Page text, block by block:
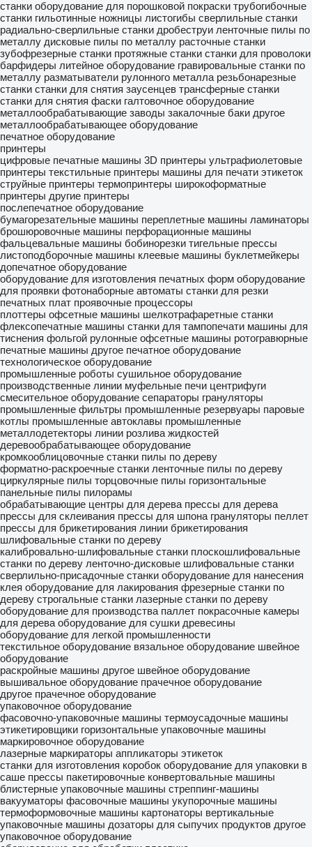
станки оборудование для порошковой покраски трубогибочные
станки гильотинные ножницы листогибы сверлильные станки
радиально-сверлильные станки дробеструи ленточные пилы по
металлу дисковые пилы по металлу расточные станки
зубофрезерные станки протяжные станки станки для проволоки
барфидеры литейное оборудование гравировальные станки по
металлу разматыватели рулонного металла резьбонарезные
станки станки для снятия заусенцев трансферные станки
станки для снятия фаски галтовочное оборудование
металлообрабатывающие заводы закалочные баки другое
металлообрабатывающее оборудование
печатное оборудование
принтеры
цифровые печатные машины 3D принтеры ультрафиолетовые
принтеры текстильные принтеры машины для печати этикеток
струйные принтеры термопринтеры широкоформатные
принтеры другие принтеры
послепечатное оборудование
бумагорезательные машины переплетные машины ламинаторы
брошюровочные машины перфорационные машины
фальцевальные машины бобинорезки тигельные прессы
листоподборочные машины клеевые машины буклетмейкеры
допечатное оборудование
оборудование для изготовления печатных форм оборудование
для проявки фотонаборные автоматы станки для резки
печатных плат проявочные процессоры
плоттеры офсетные машины шелкотрафаретные станки
флексопечатные машины станки для тампопечати машины для
тиснения фольгой рулонные офсетные машины ротогравюрные
печатные машины другое печатное оборудование
технологическое оборудование
промышленные роботы сушильное оборудование
производственные линии муфельные печи центрифуги
смесительное оборудование сепараторы грануляторы
промышленные фильтры промышленные резервуары паровые
котлы промышленные автоклавы промышленные
металлодетекторы линии розлива жидкостей
деревообрабатывающее оборудование
кромкооблицовочные станки пилы по дереву
форматно-раскроечные станки ленточные пилы по дереву
циркулярные пилы торцовочные пилы горизонтальные
панельные пилы пилорамы
обрабатывающие центры для дерева прессы для дерева
прессы для склеивания прессы для шпона грануляторы пеллет
прессы для брикетирования линии брикетирования
шлифовальные станки по дереву
калибровально-шлифовальные станки плоскошлифовальные
станки по дереву ленточно-дисковые шлифовальные станки
сверлильно-присадочные станки оборудование для нанесения
клея оборудование для лакирования фрезерные станки по
дереву строгальные станки лазерные станки по дереву
оборудование для производства паллет покрасочные камеры
для дерева оборудование для сушки древесины
оборудование для легкой промышленности
текстильное оборудование вязальное оборудование швейное
оборудование
раскройные машины другое швейное оборудование
вышивальное оборудование прачечное оборудование
другое прачечное оборудование
упаковочное оборудование
фасовочно-упаковочные машины термоусадочные машины
этикетировщики горизонтальные упаковочные машины
маркировочное оборудование
лазерные маркираторы аппликаторы этикеток
станки для изготовления коробок оборудование для упаковки в
саше прессы пакетировочные конвертовальные машины
блистерные упаковочные машины стреппинг-машины
вакууматоры фасовочные машины укупорочные машины
термоформовочные машины картонаторы вертикальные
упаковочные машины дозаторы для сыпучих продуктов другое
упаковочное оборудование